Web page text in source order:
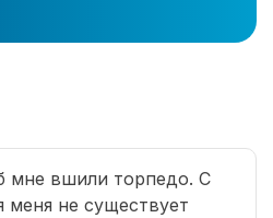
мне вшили торпедо. С
меня не существует